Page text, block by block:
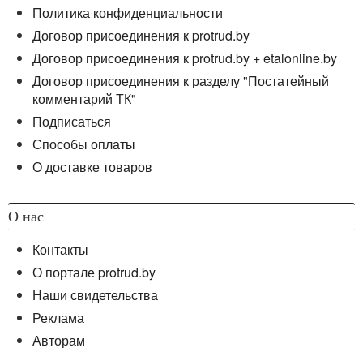
Политика конфиденциальности
Договор присоединения к protrud.by
Договор присоединения к protrud.by + etalonline.by
Договор присоединения к разделу "Постатейный
комментарий ТК"
Подписаться
Способы оплаты
О доставке товаров
О нас
Контакты
О портале protrud.by
Наши свидетельства
Реклама
Авторам